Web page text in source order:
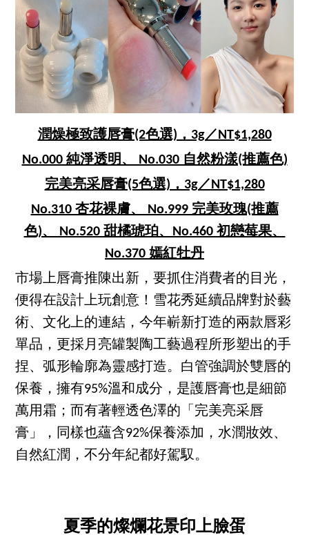
潤燥極致護唇膏(2色選)，3g／NT$1,280
No.000 純淨透明、 No.030 自然粉漾(推薦色)
完美亮采唇膏(5色選)，3g／NT$1,280
No.310 杏花裸膚、 No.999 完美玫瑰(推薦
色)、 No.520 甜橘琥珀、No.460 初戀莓果、
No.370 嫣紅牡丹
市場上唇膏推陳出新，要抓住消費者的目光，
便得在設計上玩創意！雪花秀延續品牌對於藝
術、文化上的連結，今年嶄新打造的兩款唇彩
單品，更採月亮罐製陶工藝過程所形塑出的手
捏、弧形輪廓為靈感打造。白管強調於雙唇的
保養，擁有95%溫和成分，是護唇膏也是細節
萬用霜；而有著輕透色澤的「完美亮采唇
膏」，同樣也蘊含92%保養添加，水潤妝效、
自然紅潤，不分年紀都好駕馭。
夏季的燦爛花景印上臉蛋